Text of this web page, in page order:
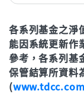
近3年
年初至今
近6個月
近1年(%)
近2年(%)
近3年
各系列基金之
能因系統更新作
參考，各系列基
保管結算所資料
(